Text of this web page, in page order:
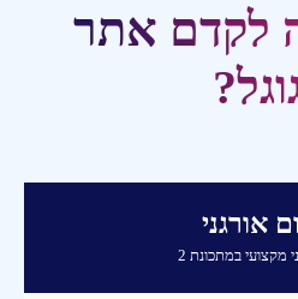
לקדם אתר
אורגני
מקצועי במתכונת 2